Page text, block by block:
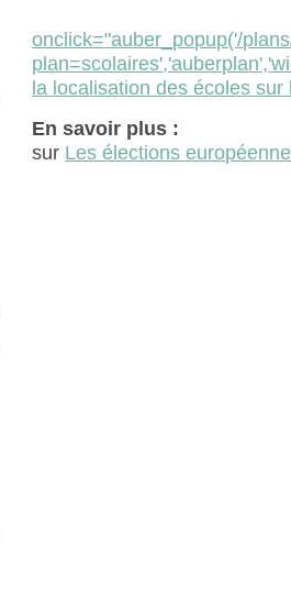
onclick="auber_popup('/
la localisation des écoles sur
En savoir plus :
sur Les élections